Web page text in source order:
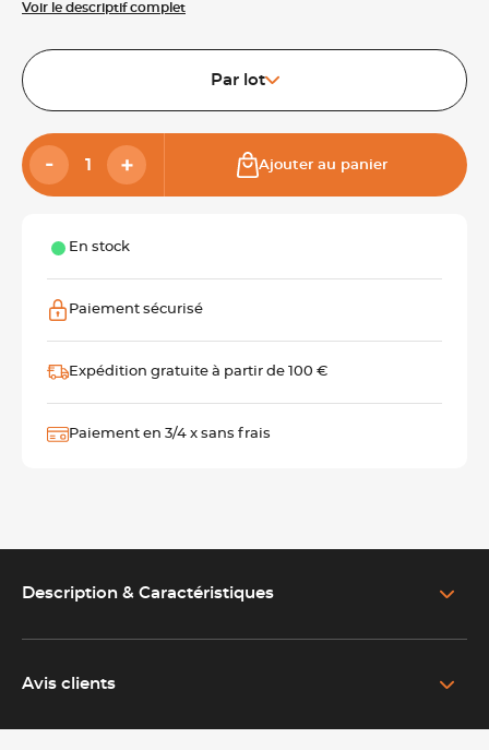
Voir le descriptif complet
Par lot
Ajouter au panier
En stock
Paiement sécurisé
Expédition gratuite à partir de 100 €
Paiement en 3/4 x sans frais
Description & Caractéristiques
scandinave avec des lignes sobres et une silhouette épurée.
Avis clients